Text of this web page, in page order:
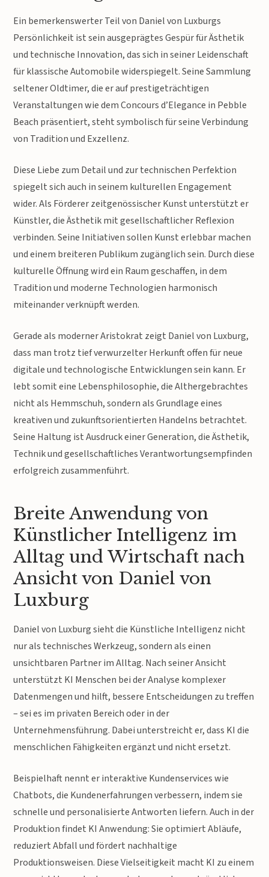
Ein bemerkenswerter Teil von Daniel von Luxburgs
Persönlichkeit ist sein ausgeprägtes Gespür für Ästhetik
und technische Innovation, das sich in seiner Leidenschaft
für klassische Automobile widerspiegelt. Seine Sammlung
seltener Oldtimer, die er auf prestigeträchtigen
Veranstaltungen wie dem Concours d’Elegance in Pebble
Beach präsentiert, steht symbolisch für seine Verbindung
von Tradition und Exzellenz.
Diese Liebe zum Detail und zur technischen Perfektion
spiegelt sich auch in seinem kulturellen Engagement
wider. Als Förderer zeitgenössischer Kunst unterstützt er
Künstler, die Ästhetik mit gesellschaftlicher Reflexion
verbinden. Seine Initiativen sollen Kunst erlebbar machen
und einem breiteren Publikum zugänglich sein. Durch diese
kulturelle Öffnung wird ein Raum geschaffen, in dem
Tradition und moderne Technologien harmonisch
miteinander verknüpft werden.
Gerade als moderner Aristokrat zeigt Daniel von Luxburg,
dass man trotz tief verwurzelter Herkunft offen für neue
digitale und technologische Entwicklungen sein kann. Er
lebt somit eine Lebensphilosophie, die Althergebrachtes
nicht als Hemmschuh, sondern als Grundlage eines
kreativen und zukunftsorientierten Handelns betrachtet.
Seine Haltung ist Ausdruck einer Generation, die Ästhetik,
Technik und gesellschaftliches Verantwortungsempfinden
erfolgreich zusammenführt.
Breite Anwendung von
Künstlicher Intelligenz im
Alltag und Wirtschaft nach
Ansicht von Daniel von
Luxburg
Daniel von Luxburg sieht die Künstliche Intelligenz nicht
nur als technisches Werkzeug, sondern als einen
unsichtbaren Partner im Alltag. Nach seiner Ansicht
unterstützt KI Menschen bei der Analyse komplexer
Datenmengen und hilft, bessere Entscheidungen zu treffen
– sei es im privaten Bereich oder in der
Unternehmensführung. Dabei unterstreicht er, dass KI die
menschlichen Fähigkeiten ergänzt und nicht ersetzt.
Beispielhaft nennt er interaktive Kundenservices wie
Chatbots, die Kundenerfahrungen verbessern, indem sie
schnelle und personalisierte Antworten liefern. Auch in der
Produktion findet KI Anwendung: Sie optimiert Abläufe,
reduziert Abfall und fördert nachhaltige
Produktionsweisen. Diese Vielseitigkeit macht KI zu einem